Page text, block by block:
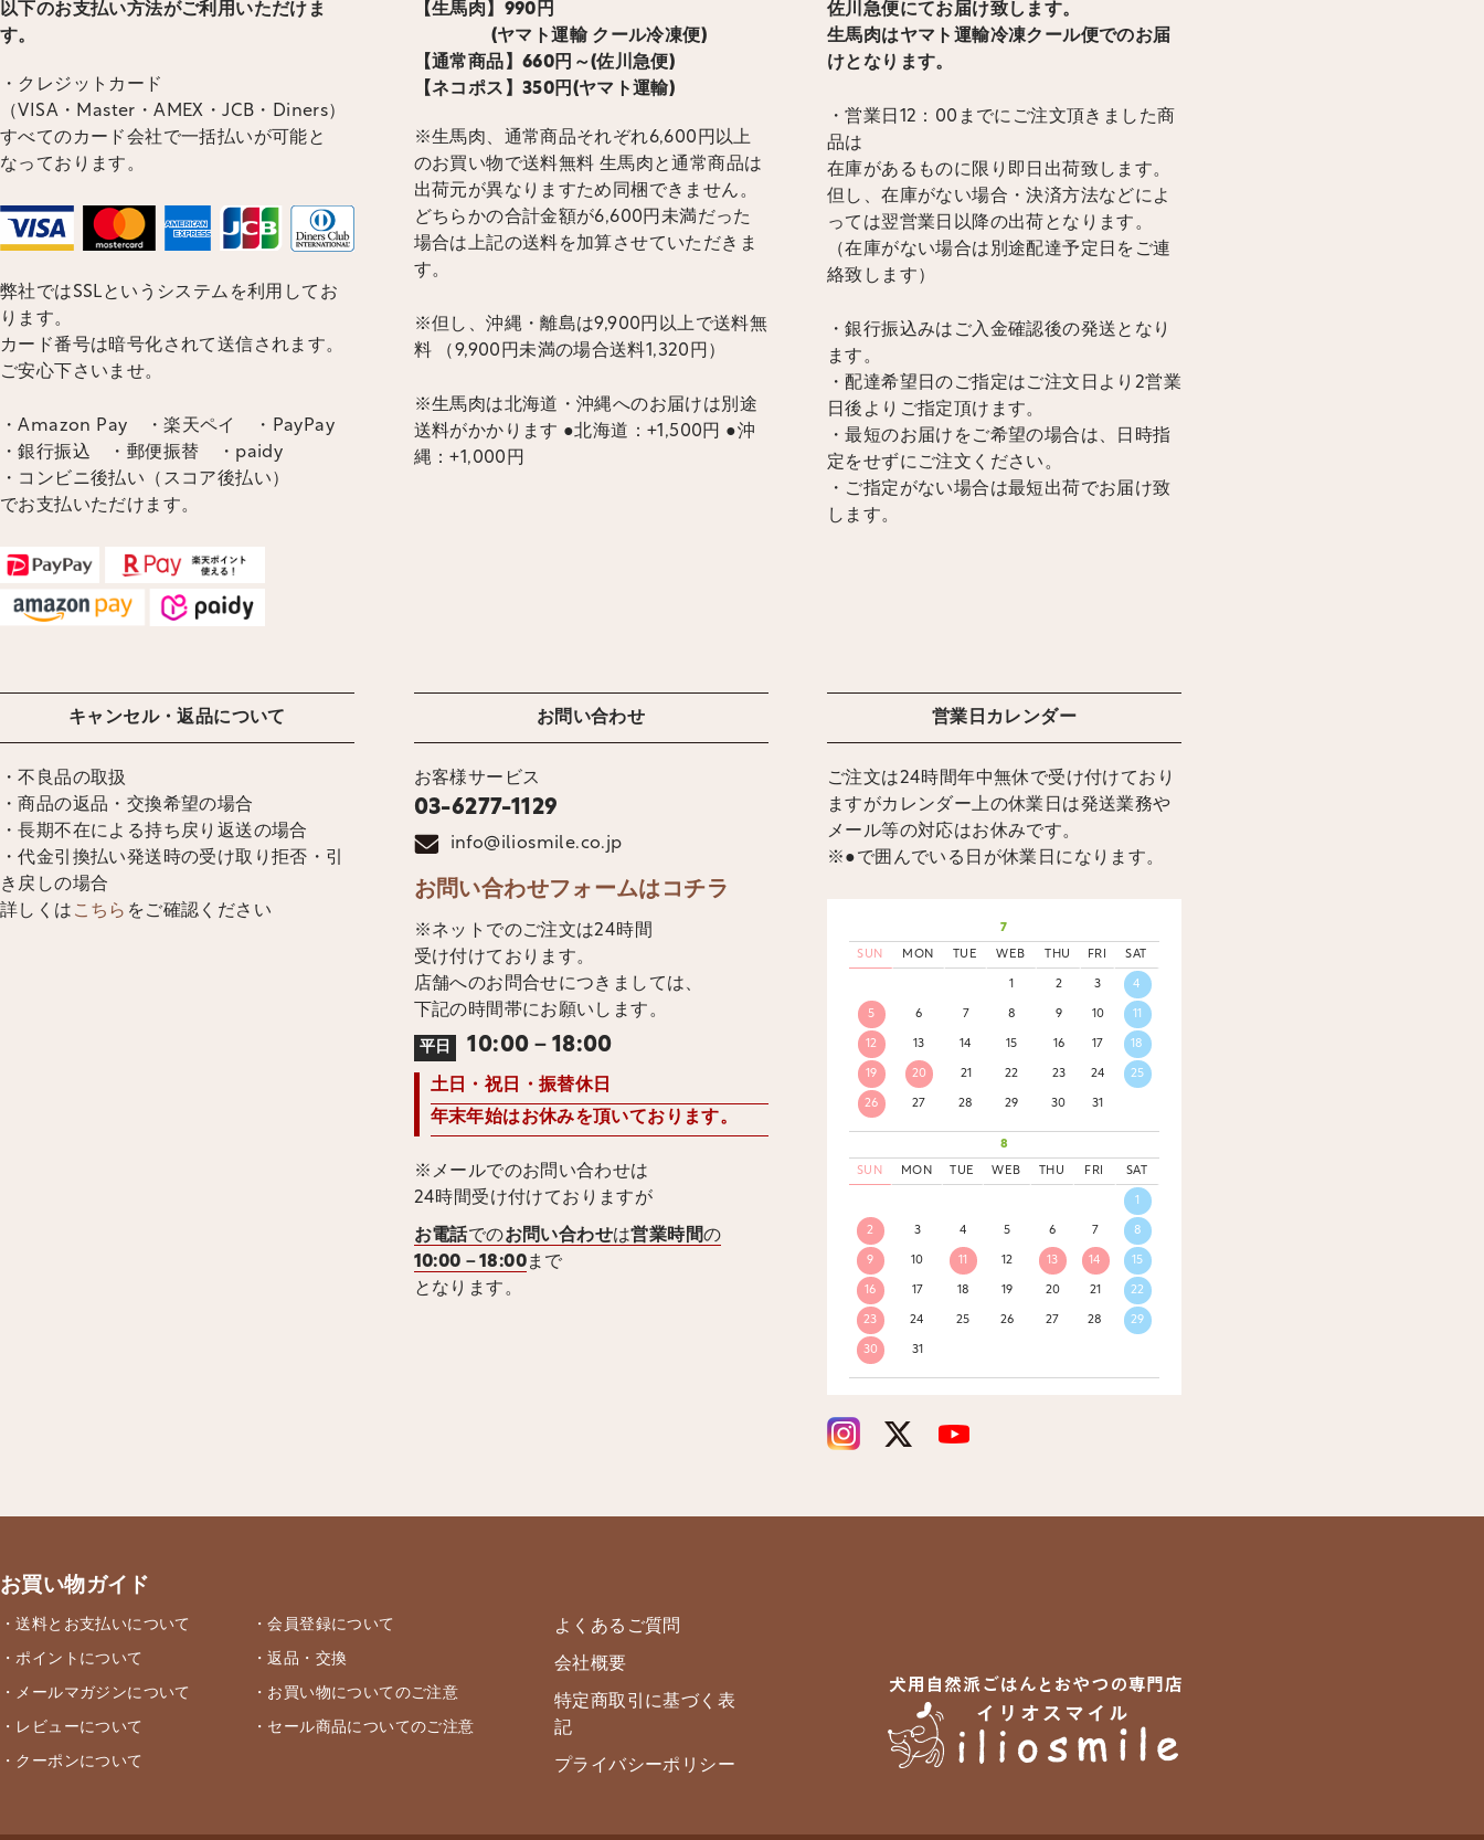
以下のお支払い方法がご利用いただけま
す。
・クレジットカード
（VISA・Master・AMEX・JCB・Diners）
すべてのカード会社で一括払いが可能と
なっております。
弊社ではSSLというシステムを利用してお
ります。
カード番号は暗号化されて送信されます。
ご安心下さいませ。
・Amazon Pay ・楽天ペイ ・PayPay
・銀行振込 ・郵便振替 ・paidy
・コンビニ後払い（スコア後払い）
でお支払いただけます。
【生馬肉】990円
(ヤマト運輸 クール冷凍便)
【通常商品】660円～(佐川急便)
【ネコポス】350円(ヤマト運輸)
※生馬肉、通常商品それぞれ6,600円以上
のお買い物で送料無料 生馬肉と通常商品は
出荷元が異なりますため同梱できません。
どちらかの合計金額が6,600円未満だった
場合は上記の送料を加算させていただきま
す。
※但し、沖縄・離島は9,900円以上で送料無
料 （9,900円未満の場合送料1,320円）
※生馬肉は北海道・沖縄へのお届けは別途
送料がかかります ●北海道：+1,500円 ●沖
縄：+1,000円
佐川急便にてお届け致します。
生馬肉はヤマト運輸冷凍クール便でのお届
けとなります。
・営業日12：00までにご注文頂きました商
品は
在庫があるものに限り即日出荷致します。
但し、在庫がない場合・決済方法などによ
っては翌営業日以降の出荷となります。
（在庫がない場合は別途配達予定日をご連
絡致します）
・銀行振込みはご入金確認後の発送となり
ます。
・配達希望日のご指定はご注文日より2営業
日後よりご指定頂けます。
・最短のお届けをご希望の場合は、日時指
定をせずにご注文ください。
・ご指定がない場合は最短出荷でお届け致
します。
キャンセル・返品について
・不良品の取扱
・商品の返品・交換希望の場合
・長期不在による持ち戻り返送の場合
・代金引換払い発送時の受け取り拒否・引
き戻しの場合
詳しくは こちら をご確認ください
お問い合わせ
お客様サービス
03-6277-1129
info@iliosmile.co.jp
お問い合わせフォームはコチラ
※ネットでのご注文は24時間
受け付けております。
店舗へのお問合せにつきましては、
下記の時間帯にお願いします。
平日 10:00－18:00
土日・祝日・振替休日
年末年始はお休みを頂いております。
※メールでのお問い合わせは
24時間受け付けておりますが
お電話でのお問い合わせは営業時間の
10:00－18:00まで
となります。
営業日カレンダー
ご注文は24時間年中無休で受け付けており
ますがカレンダー上の休業日は発送業務や
メール等の対応はお休みです。
※●で囲んでいる日が休業日になります。
7
SUN MON TUE WEB THU FRI SAT
1 2 3 4
5 6 7 8 9 10 11
12 13 14 15 16 17 18
19 20 21 22 23 24 25
26 27 28 29 30 31
8
SUN MON TUE WEB THU FRI SAT
1
2 3 4 5 6 7 8
9 10 11 12 13 14 15
16 17 18 19 20 21 22
23 24 25 26 27 28 29
30 31
お買い物ガイド
・送料とお支払いについて
・ポイントについて
・メールマガジンについて
・レビューについて
・クーポンについて
・会員登録について
・返品・交換
・お買い物についてのご注意
・セール商品についてのご注意
よくあるご質問
会社概要
特定商取引に基づく表
記
プライバシーポリシー